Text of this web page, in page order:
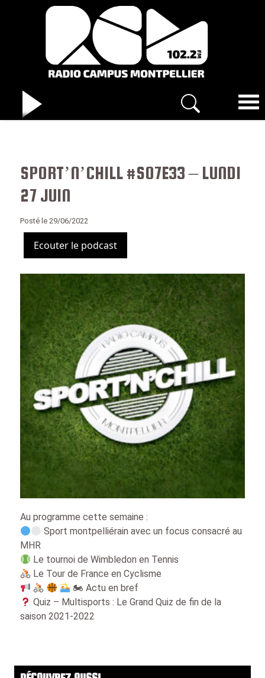
SPORT’N’CHILL #S07E33 – LUNDI
27 JUIN
Posté le 29/06/2022
Ecouter le podcast
Au programme cette semaine :
Sport montpelliérain avec un focus consacré au
MHR
Le tournoi de Wimbledon en Tennis
Le Tour de France en Cyclisme
🏍 Actu en bref
Quiz – Multisports : Le Grand Quiz de fin de la
saison 2021-2022